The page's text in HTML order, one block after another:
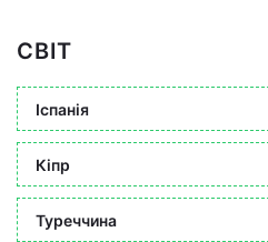
СВІТ
Іспанія
Кіпр
Туреччина